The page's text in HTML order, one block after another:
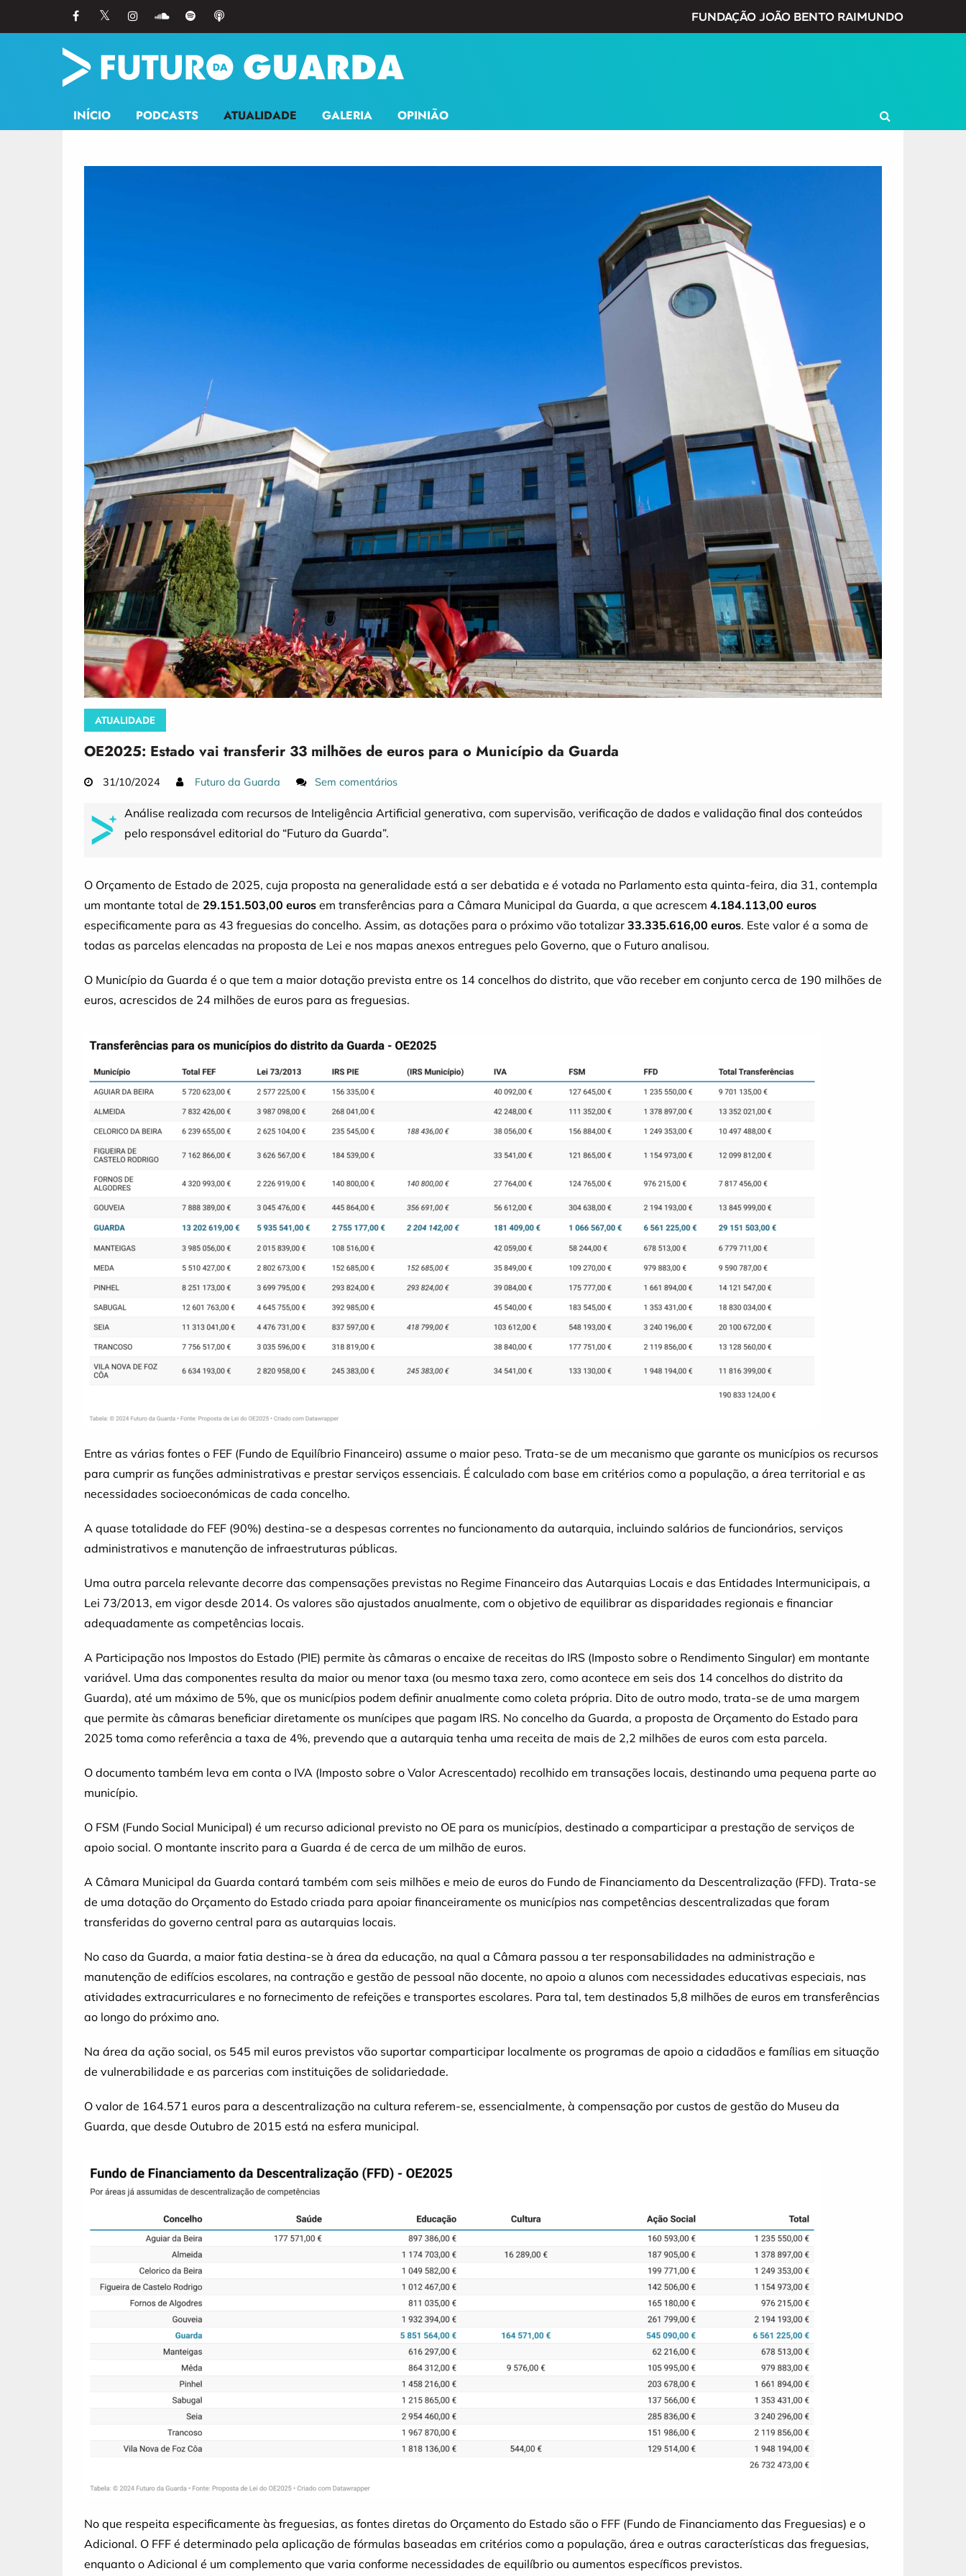
FUNDAÇÃO JOÃO BENTO RAIMUNDO
INÍCIO PODCASTS ATUALIDADE GALERIA OPINIÃO
ATUALIDADE
OE2025: Estado vai transferir 33 milhões de euros para o Município da Guarda
31/10/2024 Futuro da Guarda Sem comentários
Análise realizada com recursos de Inteligência Artificial generativa, com supervisão, verificação de dados e validação final dos conteúdos
pelo responsável editorial do “Futuro da Guarda”.
O Orçamento de Estado de 2025, cuja proposta na generalidade está a ser debatida e é votada no Parlamento esta quinta-feira, dia 31, contempla
um montante total de 29.151.503,00 euros em transferências para a Câmara Municipal da Guarda, a que acrescem 4.184.113,00 euros
especificamente para as 43 freguesias do concelho. Assim, as dotações para o próximo vão totalizar 33.335.616,00 euros. Este valor é a soma de
todas as parcelas elencadas na proposta de Lei e nos mapas anexos entregues pelo Governo, que o Futuro analisou.
O Município da Guarda é o que tem a maior dotação prevista entre os 14 concelhos do distrito, que vão receber em conjunto cerca de 190 milhões de
euros, acrescidos de 24 milhões de euros para as freguesias.
Entre as várias fontes o FEF (Fundo de Equilíbrio Financeiro) assume o maior peso. Trata-se de um mecanismo que garante os municípios os recursos
para cumprir as funções administrativas e prestar serviços essenciais. É calculado com base em critérios como a população, a área territorial e as
necessidades socioeconómicas de cada concelho.
A quase totalidade do FEF (90%) destina-se a despesas correntes no funcionamento da autarquia, incluindo salários de funcionários, serviços
administrativos e manutenção de infraestruturas públicas.
Uma outra parcela relevante decorre das compensações previstas no Regime Financeiro das Autarquias Locais e das Entidades Intermunicipais, a
Lei 73/2013, em vigor desde 2014. Os valores são ajustados anualmente, com o objetivo de equilibrar as disparidades regionais e financiar
adequadamente as competências locais.
A Participação nos Impostos do Estado (PIE) permite às câmaras o encaixe de receitas do IRS (Imposto sobre o Rendimento Singular) em montante
variável. Uma das componentes resulta da maior ou menor taxa (ou mesmo taxa zero, como acontece em seis dos 14 concelhos do distrito da
Guarda), até um máximo de 5%, que os municípios podem definir anualmente como coleta própria. Dito de outro modo, trata-se de uma margem
que permite às câmaras beneficiar diretamente os munícipes que pagam IRS. No concelho da Guarda, a proposta de Orçamento do Estado para
2025 toma como referência a taxa de 4%, prevendo que a autarquia tenha uma receita de mais de 2,2 milhões de euros com esta parcela.
O documento também leva em conta o IVA (Imposto sobre o Valor Acrescentado) recolhido em transações locais, destinando uma pequena parte ao
município.
O FSM (Fundo Social Municipal) é um recurso adicional previsto no OE para os municípios, destinado a comparticipar a prestação de serviços de
apoio social. O montante inscrito para a Guarda é de cerca de um milhão de euros.
A Câmara Municipal da Guarda contará também com seis milhões e meio de euros do Fundo de Financiamento da Descentralização (FFD). Trata-se
de uma dotação do Orçamento do Estado criada para apoiar financeiramente os municípios nas competências descentralizadas que foram
transferidas do governo central para as autarquias locais.
No caso da Guarda, a maior fatia destina-se à área da educação, na qual a Câmara passou a ter responsabilidades na administração e
manutenção de edifícios escolares, na contração e gestão de pessoal não docente, no apoio a alunos com necessidades educativas especiais, nas
atividades extracurriculares e no fornecimento de refeições e transportes escolares. Para tal, tem destinados 5,8 milhões de euros em transferências
ao longo do próximo ano.
Na área da ação social, os 545 mil euros previstos vão suportar comparticipar localmente os programas de apoio a cidadãos e famílias em situação
de vulnerabilidade e as parcerias com instituições de solidariedade.
O valor de 164.571 euros para a descentralização na cultura referem-se, essencialmente, à compensação por custos de gestão do Museu da
Guarda, que desde Outubro de 2015 está na esfera municipal.
No que respeita especificamente às freguesias, as fontes diretas do Orçamento do Estado são o FFF (Fundo de Financiamento das Freguesias) e o
Adicional. O FFF é determinado pela aplicação de fórmulas baseadas em critérios como a população, área e outras características das freguesias,
enquanto o Adicional é um complemento que varia conforme necessidades de equilíbrio ou aumentos específicos previstos.